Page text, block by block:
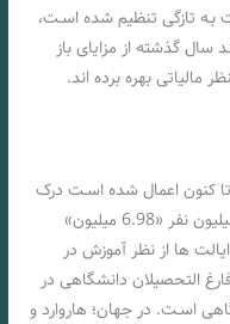
بـه تازگی تنظیم شده اسـت،
سال گذشته از مزایای باز
مالیاتی بهره برده اند.
تا کنون اعمال شده اسـت درک
کرد. علیرغم داشتن جمعیتی کمتر از هفت میلیون نفر «6.98 میلیون»
ایالت ها از نظر آموزش در
التحصیلان دانشگاهی در
اسـت. در جهان؛ هاروارد و